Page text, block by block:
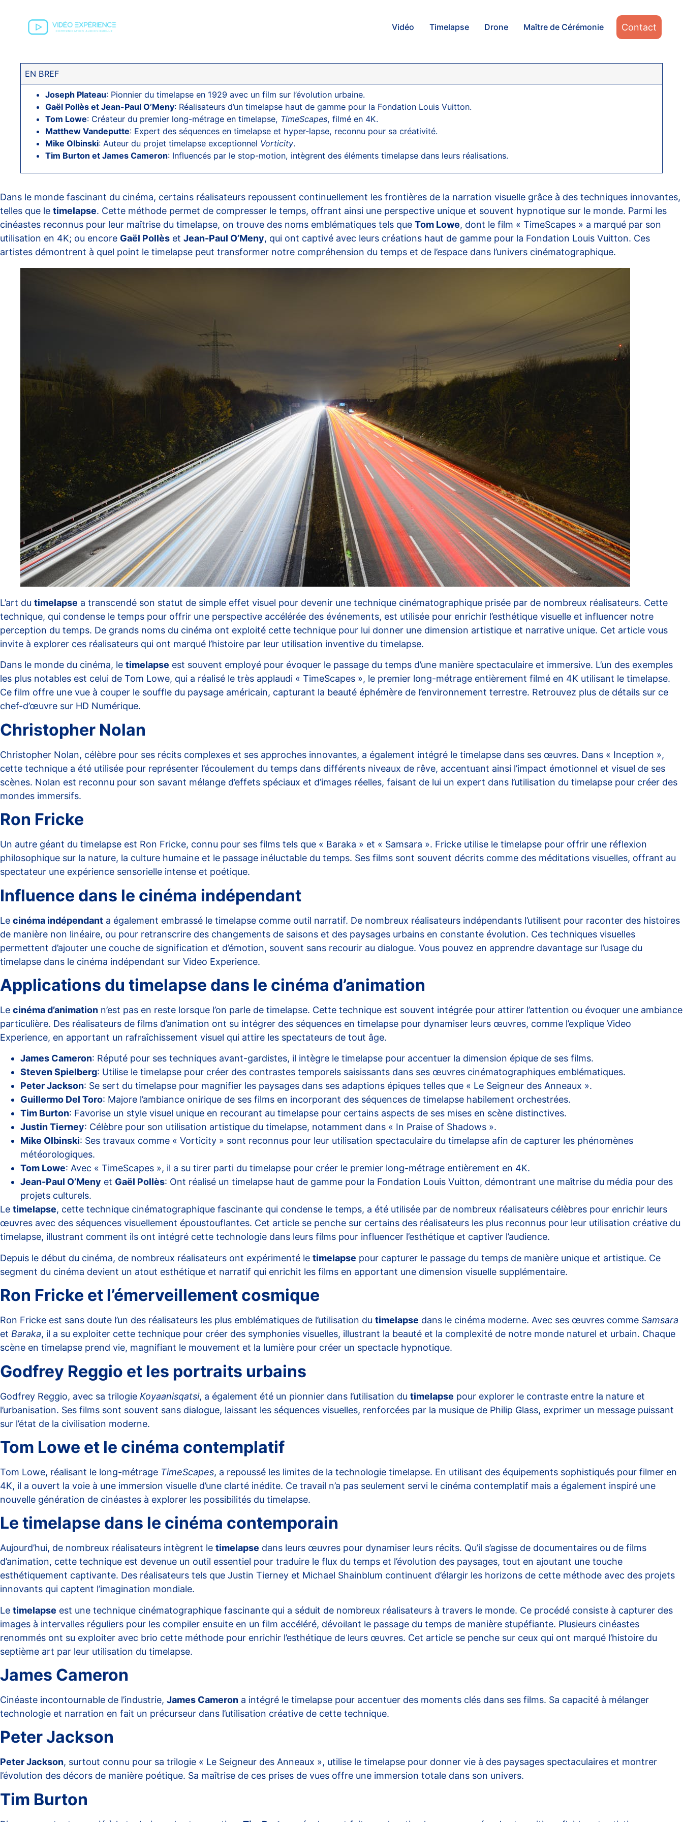
Vidéo Timelapse Drone Maître de Cérémonie Contact
EN BREF
Joseph Plateau: Pionnier du timelapse en 1929 avec un film sur l’évolution urbaine.
Gaël Pollès et Jean-Paul O’Meny: Réalisateurs d’un timelapse haut de gamme pour la Fondation Louis Vuitton.
Tom Lowe: Créateur du premier long-métrage en timelapse, TimeScapes, filmé en 4K.
Matthew Vandeputte: Expert des séquences en timelapse et hyper-lapse, reconnu pour sa créativité.
Mike Olbinski: Auteur du projet timelapse exceptionnel Vorticity.
Tim Burton et James Cameron: Influencés par le stop-motion, intègrent des éléments timelapse dans leurs réalisations.
Dans le monde fascinant du cinéma, certains réalisateurs repoussent continuellement les frontières de la narration visuelle grâce à des techniques innovantes,
telles que le timelapse. Cette méthode permet de compresser le temps, offrant ainsi une perspective unique et souvent hypnotique sur le monde. Parmi les
cinéastes reconnus pour leur maîtrise du timelapse, on trouve des noms emblématiques tels que Tom Lowe, dont le film « TimeScapes » a marqué par son
utilisation en 4K; ou encore Gaël Pollès et Jean-Paul O’Meny, qui ont captivé avec leurs créations haut de gamme pour la Fondation Louis Vuitton. Ces
artistes démontrent à quel point le timelapse peut transformer notre compréhension du temps et de l’espace dans l’univers cinématographique.
L’art du timelapse a transcendé son statut de simple effet visuel pour devenir une technique cinématographique prisée par de nombreux réalisateurs. Cette
technique, qui condense le temps pour offrir une perspective accélérée des événements, est utilisée pour enrichir l’esthétique visuelle et influencer notre
perception du temps. De grands noms du cinéma ont exploité cette technique pour lui donner une dimension artistique et narrative unique. Cet article vous
invite à explorer ces réalisateurs qui ont marqué l’histoire par leur utilisation inventive du timelapse.
Dans le monde du cinéma, le timelapse est souvent employé pour évoquer le passage du temps d’une manière spectaculaire et immersive. L’un des exemples
les plus notables est celui de Tom Lowe, qui a réalisé le très applaudi « TimeScapes », le premier long-métrage entièrement filmé en 4K utilisant le timelapse.
Ce film offre une vue à couper le souffle du paysage américain, capturant la beauté éphémère de l’environnement terrestre. Retrouvez plus de détails sur ce
chef-d’œuvre sur HD Numérique.
Christopher Nolan
Christopher Nolan, célèbre pour ses récits complexes et ses approches innovantes, a également intégré le timelapse dans ses œuvres. Dans « Inception »,
cette technique a été utilisée pour représenter l’écoulement du temps dans différents niveaux de rêve, accentuant ainsi l’impact émotionnel et visuel de ses
scènes. Nolan est reconnu pour son savant mélange d’effets spéciaux et d’images réelles, faisant de lui un expert dans l’utilisation du timelapse pour créer des
mondes immersifs.
Ron Fricke
Un autre géant du timelapse est Ron Fricke, connu pour ses films tels que « Baraka » et « Samsara ». Fricke utilise le timelapse pour offrir une réflexion
philosophique sur la nature, la culture humaine et le passage inéluctable du temps. Ses films sont souvent décrits comme des méditations visuelles, offrant au
spectateur une expérience sensorielle intense et poétique.
Influence dans le cinéma indépendant
Le cinéma indépendant a également embrassé le timelapse comme outil narratif. De nombreux réalisateurs indépendants l’utilisent pour raconter des histoires
de manière non linéaire, ou pour retranscrire des changements de saisons et des paysages urbains en constante évolution. Ces techniques visuelles
permettent d’ajouter une couche de signification et d’émotion, souvent sans recourir au dialogue. Vous pouvez en apprendre davantage sur l’usage du
timelapse dans le cinéma indépendant sur Video Experience.
Applications du timelapse dans le cinéma d’animation
Le cinéma d’animation n’est pas en reste lorsque l’on parle de timelapse. Cette technique est souvent intégrée pour attirer l’attention ou évoquer une ambiance
particulière. Des réalisateurs de films d’animation ont su intégrer des séquences en timelapse pour dynamiser leurs œuvres, comme l’explique Video
Experience, en apportant un rafraîchissement visuel qui attire les spectateurs de tout âge.
James Cameron: Réputé pour ses techniques avant-gardistes, il intègre le timelapse pour accentuer la dimension épique de ses films.
Steven Spielberg: Utilise le timelapse pour créer des contrastes temporels saisissants dans ses œuvres cinématographiques emblématiques.
Peter Jackson: Se sert du timelapse pour magnifier les paysages dans ses adaptions épiques telles que « Le Seigneur des Anneaux ».
Guillermo Del Toro: Majore l’ambiance onirique de ses films en incorporant des séquences de timelapse habilement orchestrées.
Tim Burton: Favorise un style visuel unique en recourant au timelapse pour certains aspects de ses mises en scène distinctives.
Justin Tierney: Célèbre pour son utilisation artistique du timelapse, notamment dans « In Praise of Shadows ».
Mike Olbinski: Ses travaux comme « Vorticity » sont reconnus pour leur utilisation spectaculaire du timelapse afin de capturer les phénomènes
météorologiques.
Tom Lowe: Avec « TimeScapes », il a su tirer parti du timelapse pour créer le premier long-métrage entièrement en 4K.
Jean-Paul O’Meny et Gaël Pollès: Ont réalisé un timelapse haut de gamme pour la Fondation Louis Vuitton, démontrant une maîtrise du média pour des
projets culturels.
Le timelapse, cette technique cinématographique fascinante qui condense le temps, a été utilisée par de nombreux réalisateurs célèbres pour enrichir leurs
œuvres avec des séquences visuellement époustouflantes. Cet article se penche sur certains des réalisateurs les plus reconnus pour leur utilisation créative du
timelapse, illustrant comment ils ont intégré cette technologie dans leurs films pour influencer l’esthétique et captiver l’audience.
Depuis le début du cinéma, de nombreux réalisateurs ont expérimenté le timelapse pour capturer le passage du temps de manière unique et artistique. Ce
segment du cinéma devient un atout esthétique et narratif qui enrichit les films en apportant une dimension visuelle supplémentaire.
Ron Fricke et l’émerveillement cosmique
Ron Fricke est sans doute l’un des réalisateurs les plus emblématiques de l’utilisation du timelapse dans le cinéma moderne. Avec ses œuvres comme Samsara
et Baraka, il a su exploiter cette technique pour créer des symphonies visuelles, illustrant la beauté et la complexité de notre monde naturel et urbain. Chaque
scène en timelapse prend vie, magnifiant le mouvement et la lumière pour créer un spectacle hypnotique.
Godfrey Reggio et les portraits urbains
Godfrey Reggio, avec sa trilogie Koyaanisqatsi, a également été un pionnier dans l’utilisation du timelapse pour explorer le contraste entre la nature et
l’urbanisation. Ses films sont souvent sans dialogue, laissant les séquences visuelles, renforcées par la musique de Philip Glass, exprimer un message puissant
sur l’état de la civilisation moderne.
Tom Lowe et le cinéma contemplatif
Tom Lowe, réalisant le long-métrage TimeScapes, a repoussé les limites de la technologie timelapse. En utilisant des équipements sophistiqués pour filmer en
4K, il a ouvert la voie à une immersion visuelle d’une clarté inédite. Ce travail n’a pas seulement servi le cinéma contemplatif mais a également inspiré une
nouvelle génération de cinéastes à explorer les possibilités du timelapse.
Le timelapse dans le cinéma contemporain
Aujourd’hui, de nombreux réalisateurs intègrent le timelapse dans leurs œuvres pour dynamiser leurs récits. Qu’il s’agisse de documentaires ou de films
d’animation, cette technique est devenue un outil essentiel pour traduire le flux du temps et l’évolution des paysages, tout en ajoutant une touche
esthétiquement captivante. Des réalisateurs tels que Justin Tierney et Michael Shainblum continuent d’élargir les horizons de cette méthode avec des projets
innovants qui captent l’imagination mondiale.
Le timelapse est une technique cinématographique fascinante qui a séduit de nombreux réalisateurs à travers le monde. Ce procédé consiste à capturer des
images à intervalles réguliers pour les compiler ensuite en un film accéléré, dévoilant le passage du temps de manière stupéfiante. Plusieurs cinéastes
renommés ont su exploiter avec brio cette méthode pour enrichir l’esthétique de leurs œuvres. Cet article se penche sur ceux qui ont marqué l’histoire du
septième art par leur utilisation du timelapse.
James Cameron
Cinéaste incontournable de l’industrie, James Cameron a intégré le timelapse pour accentuer des moments clés dans ses films. Sa capacité à mélanger
technologie et narration en fait un précurseur dans l’utilisation créative de cette technique.
Peter Jackson
Peter Jackson, surtout connu pour sa trilogie « Le Seigneur des Anneaux », utilise le timelapse pour donner vie à des paysages spectaculaires et montrer
l’évolution des décors de manière poétique. Sa maîtrise de ces prises de vues offre une immersion totale dans son univers.
Tim Burton